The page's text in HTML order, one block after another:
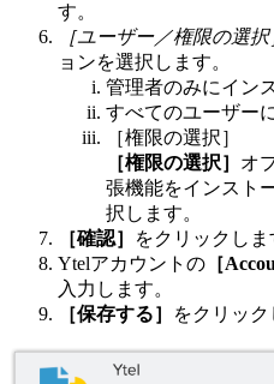
す。
［ユーザー／権限の選択
ョンを選択します。
管理者のみにイン
すべてのユーザー
［権限の選択］
［権限の選択］ オ
張機能をインスト
択します。
［確認］
をクリックしま
Ytelアカウントの ［
入力します。
［保存する］
をクリック